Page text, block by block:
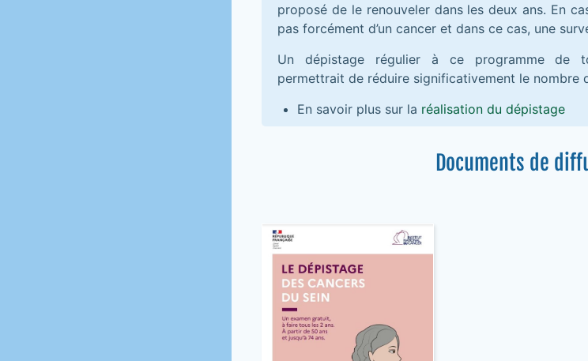
proposé de le renouveler dans les deux ans. En
pas forcément d’un cancer et dans ce cas, une
Un dépistage régulier à ce programme de
permettrait de réduire significativement le nombre
En savoir plus sur la réalisation du dépistage
Documents de